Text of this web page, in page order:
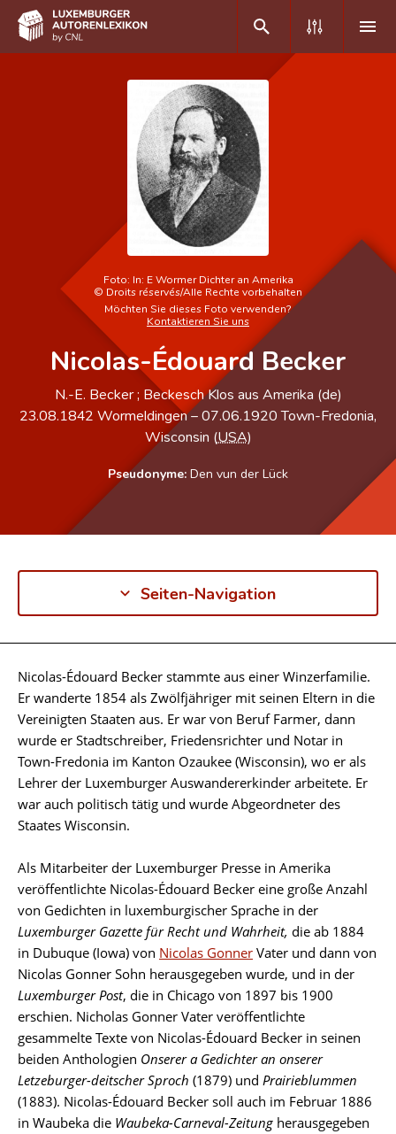
Erweiterte Suche
Häufige Fragen und Antworten
Forschungsgruppe
Foto: In: E Wormer Dichter an Amerika
© Droits réservés/Alle Rechte vorbehalten
Möchten Sie dieses Foto verwenden?
Kontaktieren Sie uns
Nicolas-Édouard Becker
N.-E. Becker ; Beckesch Klos aus Amerika (de)
23.08.1842 Wormeldingen–07.06.1920Town-Fredonia,
Wisconsin (USA)
Pseudonyme: Den vun der Lück
Seiten-Navigation
Biographie
Nicolas-Édouard Becker stammte aus einer Winzerfamilie.
Er wanderte 1854 als Zwölfjähriger mit seinen Eltern in die
Vereinigten Staaten aus. Er war von Beruf Farmer, dann
wurde er Stadtschreiber, Friedensrichter und Notar in
Town-Fredonia im Kanton Ozaukee (Wisconsin), wo er als
Lehrer der Luxemburger Auswandererkinder arbeitete. Er
war auch politisch tätig und wurde Abgeordneter des
Staates Wisconsin.
Als Mitarbeiter der Luxemburger Presse in Amerika
veröffentlichte Nicolas-Édouard Becker eine große Anzahl
von Gedichten in luxemburgischer Sprache in der
Luxemburger Gazette für Recht und Wahrheit, die ab 1884
in Dubuque (Iowa) von Nicolas Gonner Vater und dann von
Nicolas Gonner Sohn herausgegeben wurde, und in der
Luxemburger Post, die in Chicago von 1897 bis 1900
erschien. Nicholas Gonner Vater veröffentlichte
gesammelte Texte von Nicolas-Édouard Becker in seinen
beiden Anthologien Onserer a Gedichter an onserer
Letzeburger-deitscher Sproch (1879) und Prairieblummen
(1883). Nicolas-Édouard Becker soll auch im Februar 1886
in Waubeka die Waubeka-Carneval-Zeitung herausgegeben